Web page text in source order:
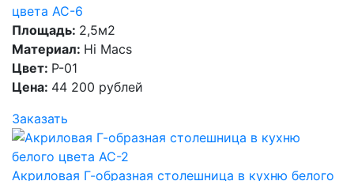
цвета AC-6
Площадь: 2,5м2
Материал: Hi Macs
Цвет: P-01
Цена: 44 200 рублей
Заказать
Акриловая Г-образная столешница в кухню белого